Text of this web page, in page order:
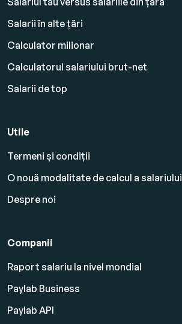
Salarii în alte țări
Calculator milionar
Calculatorul salariului brut-net
Salarii de top
Utile
Termeni și condiții
O nouă modalitate de calcul a salariului
Despre noi
Companii
Raport salariu la nivel mondial
Paylab Business
Paylab API